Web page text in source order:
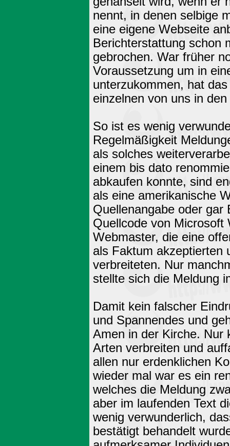
nennt, in denen selbige
eine eigene Webseite
Berichterstattung schon
gebrochen. War früher
Voraussetzung um in
unterzukommen, hat
einzelnen von uns in
So ist es wenig
Regelmäßigkeit
als solches
einem bis dato
abkaufen konnte, sind
als eine amerikanische
Quellenangabe oder gar
Quellcode von Microsoft
Webmaster, die eine
als Faktum akzeptierten
verbreiteten. Nur
stellte sich die Meldung
Damit kein falscher
und Spannendes und
Amen in der Kirche. Nur
Arten verbreiten und
allen nur erdenklichen
wieder mal war es ein
welches die Meldung
aber im laufenden Text
wenig verwunderlich,
bestätigt behandelt